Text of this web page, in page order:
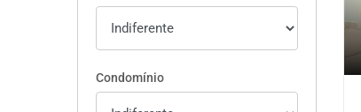
Condomínio